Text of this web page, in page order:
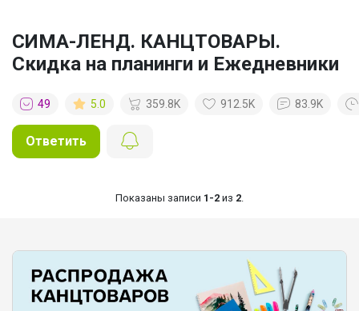
СИМА-ЛЕНД. КАНЦТОВАРЫ.
Скидка на планинги и Ежедневники
49 5.0 359.8K 912.5K 83.9K
Ответить
Показаны записи 1-2 из 2